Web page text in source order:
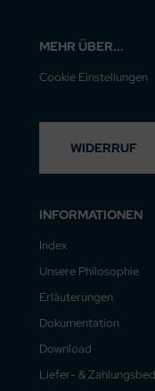
MEHR ÜBER...
Cookie Einstellungen
WIDERRUF
INFORMATIONEN
Index
Unsere Philosophie
Erläuterungen
Dokumentation
Download
Liefer- &